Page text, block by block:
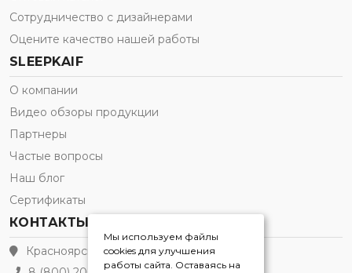
Мы используем файлы
cookies для улучшения
работы сайта. Оставаясь на
Сотрудничество с дизайнерами
Оцените качество нашей работы
SLEEPKAIF
О компании
Видео обзоры продукции
Партнеры
Частые вопросы
Наш блог
Сертификаты
КОНТАКТЫ
Красноярск